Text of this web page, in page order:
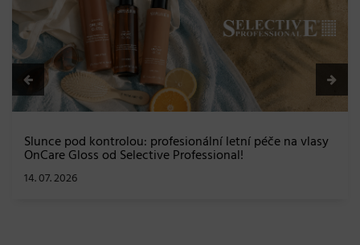
08. 06. 2026